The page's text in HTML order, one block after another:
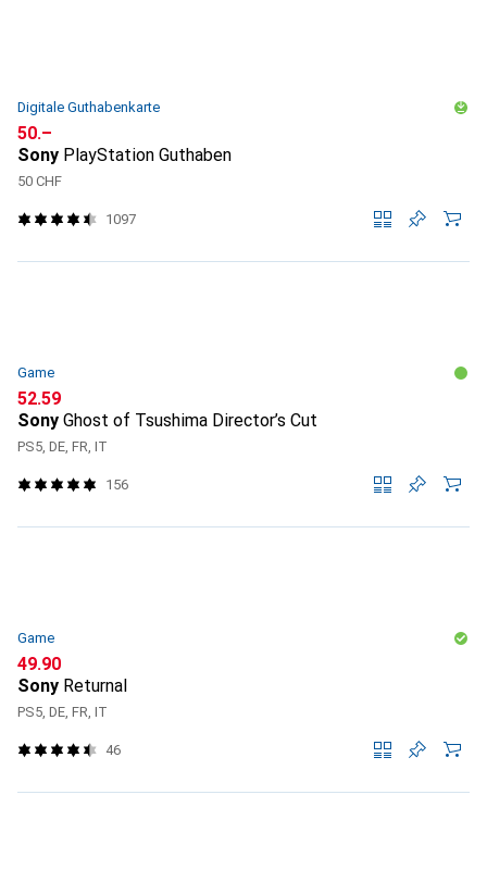
Digitale Guthabenkarte
CHF
50.–
Sony PlayStation Guthaben
50 CHF
1097
Game
CHF
52.59
Sony Ghost of Tsushima Director’s Cut
PS5, DE, FR, IT
156
Game
CHF
49.90
Sony Returnal
PS5, DE, FR, IT
46